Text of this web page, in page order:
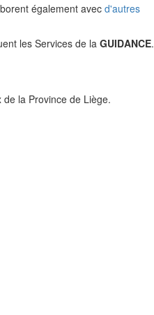
également avec d'autres
les Services de la GUIDANCE.
la Province de Liège.